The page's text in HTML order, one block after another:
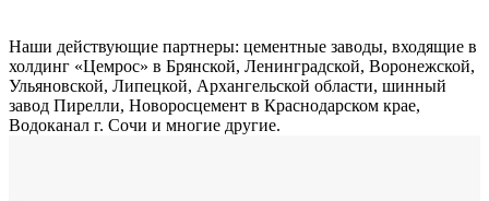
Наши действующие партнеры: цементные заводы, входящие в
холдинг «Цемрос» в Брянской, Ленинградской, Воронежской,
Ульяновской, Липецкой, Архангельской области, шинный
завод Пирелли, Новоросцемент в Краснодарском крае,
Водоканал г. Сочи и многие другие.